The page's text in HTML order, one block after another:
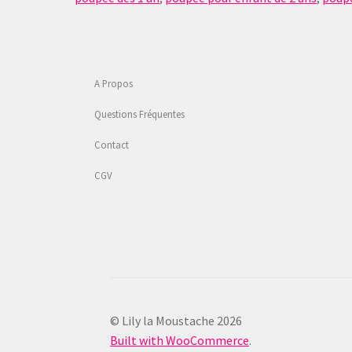
A Propos
Questions Fréquentes
Contact
CGV
© Lily la Moustache 2026
Built with WooCommerce.